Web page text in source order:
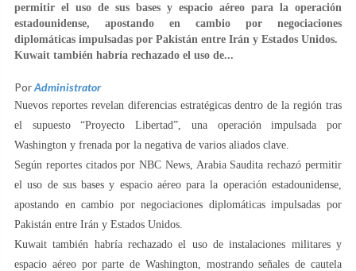
permitir el uso de sus bases y espacio aéreo para la operación
estadounidense, apostando en cambio por negociaciones
diplomáticas impulsadas por Pakistán entre Irán y Estados Unidos.
Kuwait también habría rechazado el uso de...
PorAdministrator
Nuevos reportes revelan diferencias estratégicas dentro de la región tras
el supuesto “Proyecto Libertad”, una operación impulsada por
Washington y frenada por la negativa de varios aliados clave.
Según reportes citados por NBC News, Arabia Saudita rechazó permitir
el uso de sus bases y espacio aéreo para la operación estadounidense,
apostando en cambio por negociaciones diplomáticas impulsadas por
Pakistán entre Irán y Estados Unidos.
Kuwait también habría rechazado el uso de instalaciones militares y
espacio aéreo por parte de Washington, mostrando señales de cautela